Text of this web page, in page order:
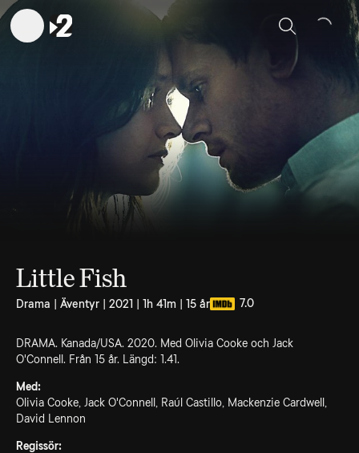
Sök
Little Fish
Drama | Äventyr | 2021 | 1h 41m | 15 år 7.0
DRAMA. Kanada/USA. 2020. Med Olivia Cooke och Jack
O'Connell. Från 15 år. Längd: 1.41.
Med:
Olivia Cooke, Jack O'Connell, Raúl Castillo, Mackenzie Cardwell,
David Lennon
Regissör: